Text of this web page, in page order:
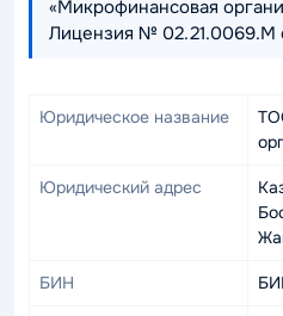
«Микрофинансовая
Лицензия № 02.21.0069.M
Юридическое название
Юридический адрес
БИН